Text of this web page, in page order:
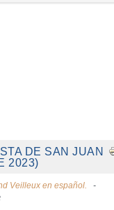
DE SAN JUAN
2023)
Veilleux en español.